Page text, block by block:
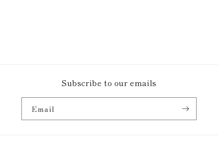
Subscribe to our emails
Email